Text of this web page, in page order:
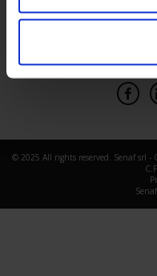
© 2025 All rights reserved. Senaf srl -
Senaf